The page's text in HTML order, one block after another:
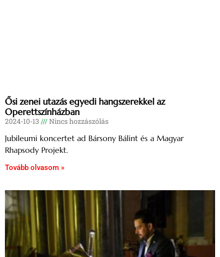
Ősi zenei utazás egyedi hangszerekkel az
Operettszínházban
2024-10-13 Nincs hozzászólás
Jubileumi koncertet ad Bársony Bálint és a Magyar
Rhapsody Projekt.
Tovább olvasom »